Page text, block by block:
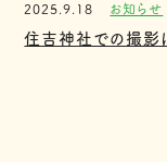
2025.9.18 お知らせ
住吉神社での撮影